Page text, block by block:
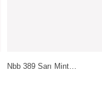
Daymod Lady Fity 15…